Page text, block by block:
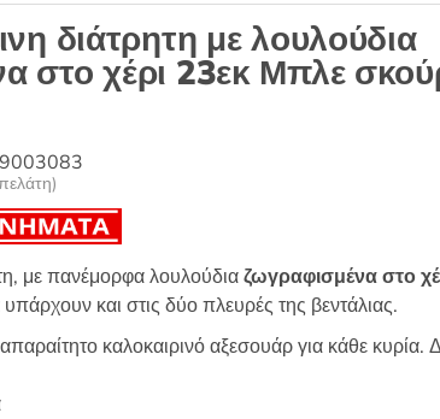
διάτρητη με λουλούδια
στο χέρι 23εκ Μπλε
με πανέμορφα λουλούδιαζωγραφισμένα στο
υπάρχουν και στις δύο πλευρές της βεντάλιας.
καλοκαιρινό αξεσουάρ για κάθε κυρία.